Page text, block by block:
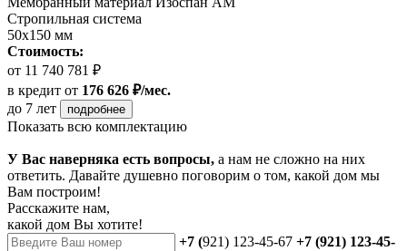
Стропильная система
50х150 мм
Стоимость:
от 11 740 781 ₽
в кредит от 176 626 ₽/мес.
до 7 лет
подробнее
Показать всю комплектацию
У Вас наверняка есть вопросы, а нам не сложно на них
ответить. Давайте душевно поговорим о том, какой дом мы
Вам построим!
Расскажите нам,
какой дом Вы хотите!
+7 (921) 123-45-67 +7 (921) 123-45-